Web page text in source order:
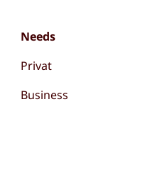
Needs
Privat
Business